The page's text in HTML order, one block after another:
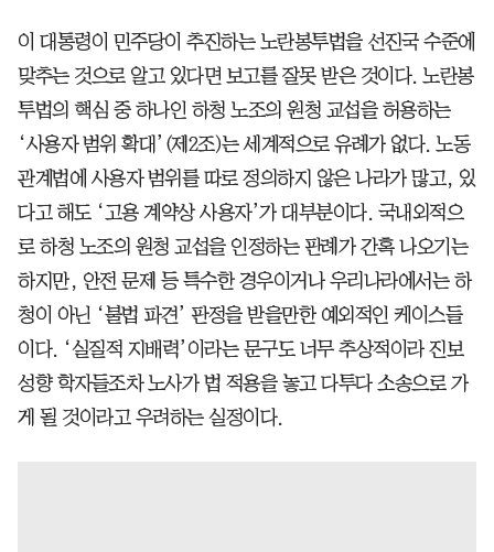
이 대통령이 민주당이 추진하는 노란봉투법을 선진국 수준에
맞추는 것으로 알고 있다면 보고를 잘못 받은 것이다. 노란봉
투법의 핵심 중 하나인 하청 노조의 원청 교섭을 허용하는
‘사용자 범위 확대’(제2조)는 세계적으로 유례가 없다. 노동
관계법에 사용자 범위를 따로 정의하지 않은 나라가 많고, 있
다고 해도 ‘고용 계약상 사용자’가 대부분이다. 국내외적으
로 하청 노조의 원청 교섭을 인정하는 판례가 간혹 나오기는
하지만, 안전 문제 등 특수한 경우이거나 우리나라에서는 하
청이 아닌 ‘불법 파견’ 판정을 받을만한 예외적인 케이스들
이다. ‘실질적 지배력’이라는 문구도 너무 추상적이라 진보
성향 학자들조차 노사가 법 적용을 놓고 다투다 소송으로 가
게 될 것이라고 우려하는 실정이다.